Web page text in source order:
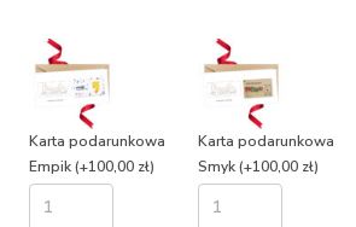
Karta podarunkowa
Empik(+100,00 zł)
Karta podarunkowa
Smyk(+100,00 zł)